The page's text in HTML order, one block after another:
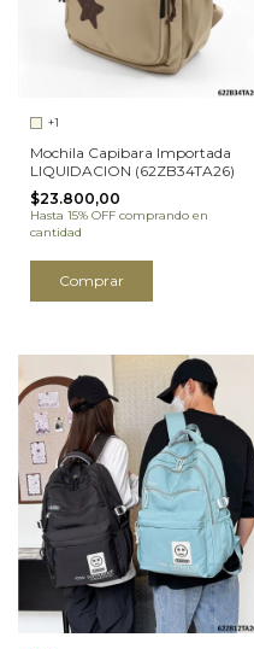
+1
Mochila Capibara Importada
LIQUIDACION (62ZB34TA26)
$23.800,00
Hasta 15% OFF comprando en
cantidad
Comprar